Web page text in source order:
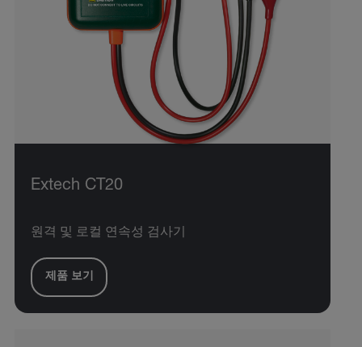
Extech CT20
원격 및 로컬 연속성 검사기
제품 보기